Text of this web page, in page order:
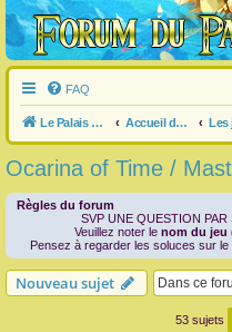
FAQ
Le Palais de Zelda Accueil du forum
Ocarina of Time /
Règles du forum
SVP UNE QUESTION
Veuillez noter le nom du jeu
Pensez à regarder les soluces sur le
Nouveau sujet
53 sujets